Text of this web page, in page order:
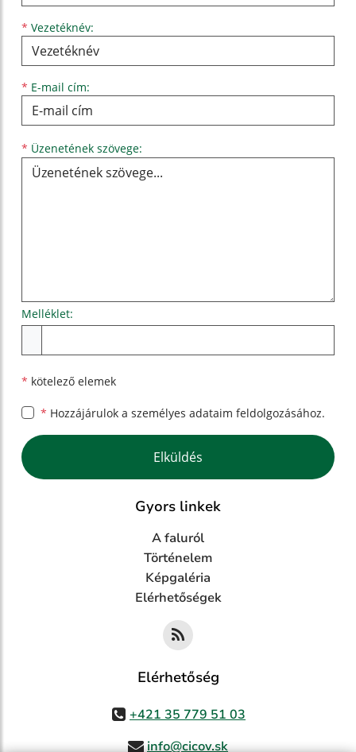
* Vezetéknév:
* E-mail cím:
* Üzenetének szövege:
Melléklet:
* kötelező elemek
* Hozzájárulok a személyes adataim feldolgozásához.
Google reCaptcha Response
Elküldés
Gyors linkek
A faluról
Történelem
Képgaléria
Elérhetőségek
Elérhetőség
+421 35 779 51 03
info@cicov.sk